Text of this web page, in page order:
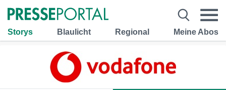
Storys Blaulicht Regional Meine Abos